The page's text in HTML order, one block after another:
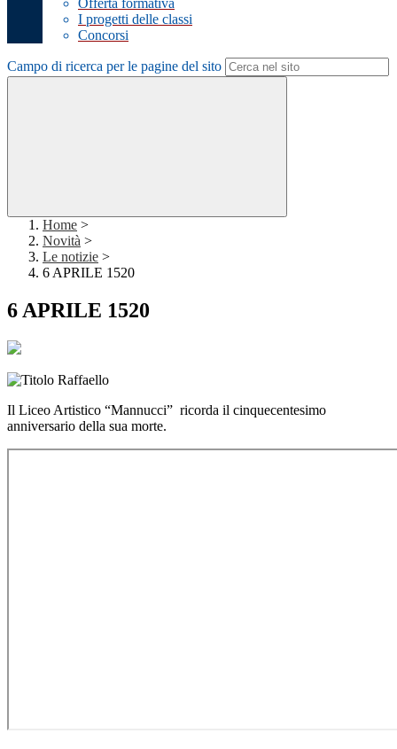
Offerta formativa
I progetti delle classi
Concorsi
Campo di ricerca per le pagine del sito
Home >
Novità >
Le notizie >
6 APRILE 1520
6 APRILE 1520
Il Liceo Artistico “Mannucci” ricorda il cinquecentesimo
anniversario della sua morte.